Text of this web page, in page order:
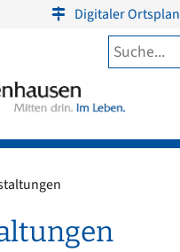
Digitaler Ortsplan